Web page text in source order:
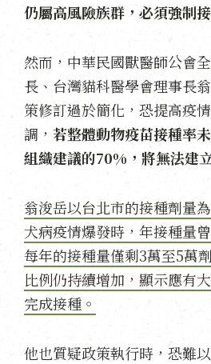
仍屬高風險族群，必須強制
然而，中華民國獸醫師公會
長、台灣貓科醫學會理事長
策修訂過於簡化，恐提高疫
調， 若整體動物疫苗接種率
組織建議的70% ，將無法建
翁浚岳以台北市的接種劑量
犬病疫情爆發時，年接種量
每年的接種量僅剩3萬至5萬
比例仍持續增加，顯示應有
完成接種。
他也質疑政策執行時，恐難